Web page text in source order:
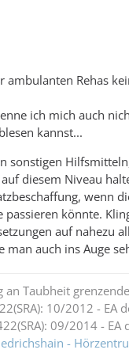
ambulanten Rehas
ich mich auch
kannst...
sonstigen
diesem Niveau
wenn
passieren könnte.
auf nahezu
man auch ins Auge
an Taubheit
10/2012 - EA
09/2014 - EA
-